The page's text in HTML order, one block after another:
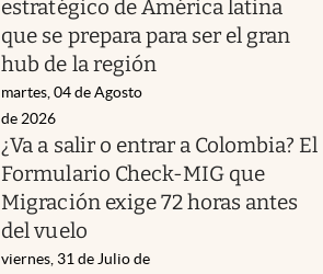
estratégico de América latina
que se prepara para ser el gran
hub de la región
martes, 04 de Agosto
de 2026
¿Va a salir o entrar a Colombia? El
Formulario Check-MIG que
Migración exige 72 horas antes
del vuelo
viernes, 31 de Julio de